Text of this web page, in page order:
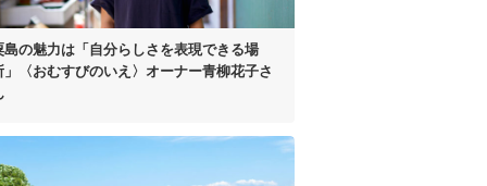
島の魅力は 「自分らしさを表現できる場
〈おむすびのいえ〉オーナー青柳花子さ